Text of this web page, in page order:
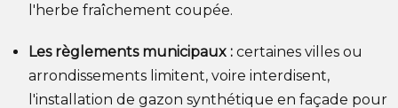
l'herbe fraîchement coupée.
Les règlements municipaux : certaines villes ou
arrondissements limitent, voire interdisent,
l'installation de gazon synthétique en façade pour